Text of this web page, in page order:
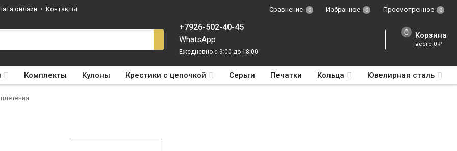
онлайн Контакты Сравнение 0 Избранное 0 Просмотренное 0
+7926-502-40-45
WhatsApp
Ежедневно с 9:00 до 18:00
Корзина
всего 0 ₽
Комплекты Кулоны Крестики с цепочкой Серьги Печатки Кольца Ювелирная сталь